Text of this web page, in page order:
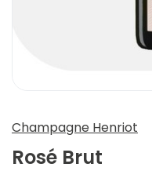
Champagne Henriot
Rosé Brut